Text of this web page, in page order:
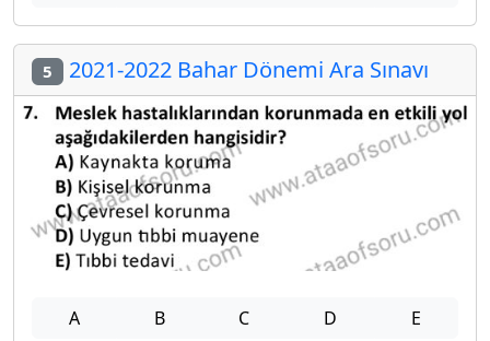
5 2021-2022 Bahar Dönemi Ara Sınavı
A B C D E